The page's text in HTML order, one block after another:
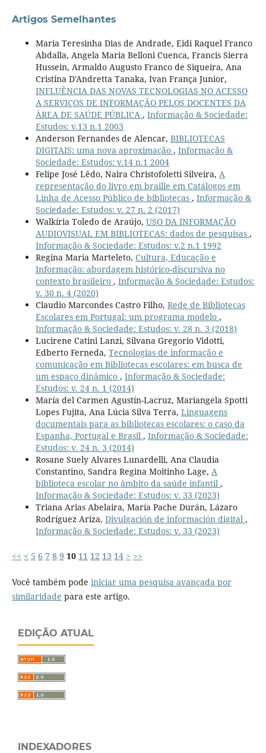
Artigos Semelhantes
Maria Teresinha Dias de Andrade, Eidi Raquel Franco
Abdalla, Angela Maria Belloni Cuenca, Francis Sierra
Hussein, Armaldo Augusto Franco de Siqueira, Ana
Cristina D'Andretta Tanaka, Ivan França Junior,
INFLUÊNCIA DAS NOVAS TECNOLOGIAS NO ACESSO
A SERVIÇOS DE INFORMAÇÃO PELOS DOCENTES DA
ÀREA DE SAÚDE PÚBLICA , Informação & Sociedade:
Estudos: v.13 n.1 2003
Anderson Fernandes de Alencar, BIBLIOTECAS
DIGITAIS: uma nova aproximação , Informação &
Sociedade: Estudos: v.14 n.1 2004
Felipe José Lêdo, Naira Christofoletti Silveira, A
representação do livro em braille em Catálogos em
Linha de Acesso Público de bibliotecas , Informação &
Sociedade: Estudos: v. 27 n. 2 (2017)
Walkíria Toledo de Araújo, USO DA INFORMAÇÃO
AUDIOVISUAL EM BIBLIOTECAS: dados de pesquisas ,
Informação & Sociedade: Estudos: v.2 n.1 1992
Regina Maria Marteleto, Cultura, Educação e
Informação: abordagem histórico-discursiva no
contexto brasileiro , Informação & Sociedade: Estudos:
v. 30 n. 4 (2020)
Claudio Marcondes Castro Filho, Rede de Bibliotecas
Escolares em Portugal: um programa modelo ,
Informação & Sociedade: Estudos: v. 28 n. 3 (2018)
Lucirene Catini Lanzi, Silvana Gregorio Vidotti,
Edberto Ferneda, Tecnologias de informação e
comunicação em Bibliotecas escolares: em busca de
um espaço dinâmico , Informação & Sociedade:
Estudos: v. 24 n. 1 (2014)
María del Carmen Agustín-Lacruz, Mariangela Spotti
Lopes Fujita, Ana Lúcia Silva Terra, Linguagens
documentais para as bibliotecas escolares: o caso da
Espanha, Portugal e Brasil , Informação & Sociedade:
Estudos: v. 24 n. 3 (2014)
Rosane Suely Alvares Lunardelli, Ana Claudia
Constantino, Sandra Regina Moitinho Lage, A
biblioteca escolar no âmbito da saúde infantil ,
Informação & Sociedade: Estudos: v. 33 (2023)
Triana Arias Abelaira, María Pache Durán, Lázaro
Rodríguez Ariza, Divulgación de información digital ,
Informação & Sociedade: Estudos: v. 33 (2023)
<< < 5 6 7 8 9 10 11 12 13 14 > >>
Você também pode iniciar uma pesquisa avançada por
similaridade para este artigo.
EDIÇÃO ATUAL
INDEXADORES